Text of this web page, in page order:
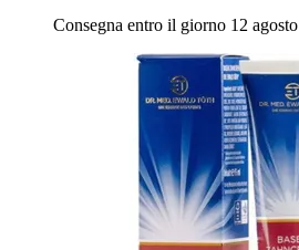
Consegna entro il giorno 12 agosto